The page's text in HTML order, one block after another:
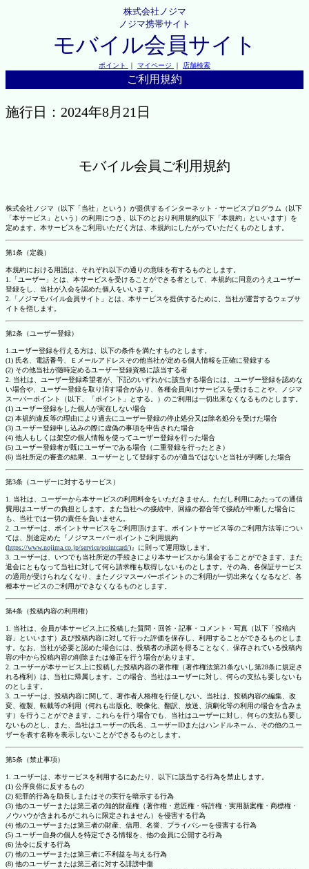
株式会社ノジマ
ノジマ携帯サイト
モバイル会員サイト
ポイント ｜ マイページ ｜ 店舗検索
ご利用規約
施行日：2024年8月21日
モバイル会員ご利用規約
株式会社ノジマ（以下「当社」という）が提供するインターネット・サービスプログラム（以下
「本サービス」という）の利用につき、以下のとおり利用規約(以下「本規約」といいます）を
定めます。本サービスをご利用いただく方は、本規約にしたがっていただくものとします。
第1条（定義）
本規約における用語は、それぞれ以下の通りの意味を有するものとします。
1.「ユーザー」とは、本サービスを受けることができる者として、本規約に同意のうえユーザー
登録をし、当社が入会を認めた個人をいいます。
2.「ノジマモバイル会員サイト」とは、本サービスを提供するために、当社が運営するウェブサ
イトを指します。
第2条（ユーザー登録）
1.ユーザー登録を行える方は、以下の条件を満たすものとします。
(1) 氏名、電話番号、Ｅメールアドレスその他当社が定める個人情報を正確に登録する
(2) その他当社が随時定めるユーザー登録資格に該当する者
2. 当社は、ユーザー登録希望者が、下記のいずれかに該当する場合には、ユーザー登録を認めな
い場合や、ユーザー登録を取り消す場合があり、各種会員向けサービスを受けることや、ノジマ
スーパーポイント（以下、「ポイント」とする。）のご利用は一切出来なくなるものとします。
(1) ユーザー登録をした個人が実在しない場合
(2) 本規約違反等の理由により過去にユーザー登録の停止処分又は除名処分を受けた場合
(3) ユーザー登録申し込みの際に虚偽の事項を申告された場合
(4) 他人もしくは架空の個人情報を使ってユーザー登録を行った場合
(5) ユーザー登録者が既にユーザーである場合（二重登録を行ったとき）
(6) 当社所定の審査の結果、ユーザーとして登録するのが適当ではないと当社が判断した場合
第3条（ユーザーに対するサービス）
1. 当社は、ユーザーから本サービスの利用料金をいただきません。ただし利用にあたっての通信
費用はユーザーの負担とします。また当社への接続中、回線の都合等で接続が中断した場合に
も、当社では一切の責任を負いません。
2. ユーザーは、ポイントサービスをご利用頂けます。ポイントサービス等のご利用方法等につい
ては、別途定めた『ノジマスーパーポイントご利用規約
(https://www.nojima.co.jp/service/pointcard/)』に則って運用致します。
3. ユーザーは、いつでも当社所定の手続きにより本サービスから退会することができます。また
退会にともなって当社に対して何ら請求権も取得しないものとします。その為、各保証サービス
の適用が受けられなくなり、またノジマスーパーポイントのご利用が一切出来なくなるなど、各
種本サービスのご利用ができなくなるものとします。
第4条（投稿内容の利用権）
1. 当社は、会員が本サービス上に投稿した質問・回答・記事・コメント・写真（以下「投稿内
容」といいます）及び投稿内容に対して行った評価を保存し、利用することができるものとしま
す。なお、当社が必要と認めた場合には、投稿者の承諾を得ることなく、保存されている投稿内
容の中から投稿内容の削除または修正を行う場合があります。
2. ユーザーが本サービス上に投稿した投稿内容の著作権（著作権法第21条ないし第28条に規定さ
れる権利）は、当社に帰属します。この場合、当社はユーザーに対し、何らの支払も要しないも
のとします。
3. ユーザーは、投稿内容に関して、著作者人格権を行使しない。当社は、投稿内容の編集、改
変、複製、転載等の利用（何れも出版化、映像化、翻訳、放送、演劇化等の利用の場合を含みま
す）を行うことができます。これらを行う場合でも、当社はユーザーに対し、何らの支払も要し
ないものとし、また、当社はユーザーの氏名、ユーザーIDまたはハンドルネーム、その他のユー
ザーを表す名称を表示しないことができるものとします。
第5条（禁止事項）
1. ユーザーは、本サービスを利用するにあたり、以下に該当する行為を禁止します。
(1) 公序良俗に反するもの
(2) 犯罪的行為を助長しまたはその実行を暗示する行為
(3) 他のユーザーまたは第三者の知的財産権（著作権・意匠権・特許権・実用新案権・商標権・
ノウハウが含まれるがこれらに限定されません）を侵害する行為
(4) 他のユーザーまたは第三者の財産、信用、名誉、プライバシーを侵害する行為
(5) ユーザー自身の個人を特定できる情報を、他の会員に公開する行為
(6) 法令に反する行為
(7) 他のユーザーまたは第三者に不利益を与える行為
(8) 他のユーザーまたは第三者に対する誹謗中傷